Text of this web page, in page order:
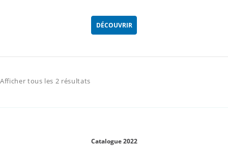
DÉCOUVRIR
Afficher tous les 2 résultats
Catalogue 2022